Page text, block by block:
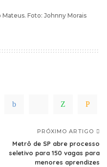
Foto: Johnny Morais
PRÓXIMO ARTIGO
Metrô de SP abre processo
seletivo para 150 vagas para
menores aprendizes